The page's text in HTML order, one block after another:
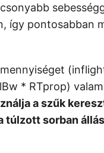
így pontosabban
* RTprop)
a szűk
túlzott sorban